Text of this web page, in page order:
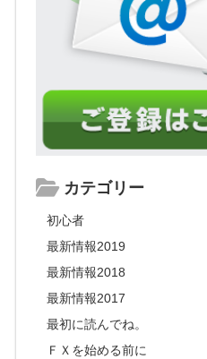
カテゴリー
初心者
最新情報2019
最新情報2018
最新情報2017
最初に読んでね。
ＦＸを始める前に